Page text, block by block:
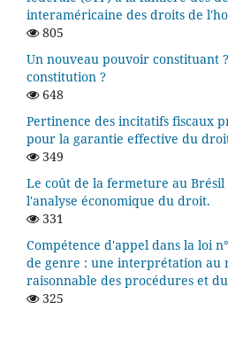
interaméricaine des droits de
805
Un nouveau pouvoir constituant
constitution ?
648
Pertinence des incitatifs fiscaux
pour la garantie effective du
349
Le coût de la fermeture au
l'analyse économique du droit.
331
Compétence d'appel dans la loi
de genre : une interprétation au
raisonnable des procédures et
325